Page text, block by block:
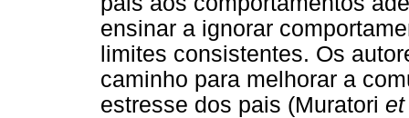
ensinar a ignorar
limites consistentes. Os
caminho para melhorar a
estresse dos pais (Muratori